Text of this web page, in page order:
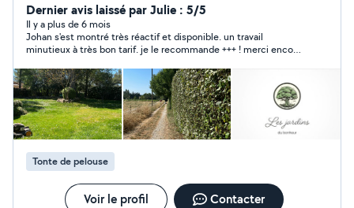
horticole, je me lance aujourd'hui à mon compte pour
proposer mes services aux particuliers et aux
professionnels. Tonte de pelouse. Taille de haies et
arbustes. Désherbage et débroussaillage. Entretien
général de vos espaces verts. Intervention locale. Tarifs
abordables et devis gratuit. Soutenez un passionné qui
démarre son activité !
Dernier avis laissé par Julie : 5/5
Il y a plus de 6 mois
Johan s'est montré très réactif et disponible. un travail
minutieux à très bon tarif. je le recommande +++ ! merci encore
Tonte de pelouse
Voir le profil Contacter